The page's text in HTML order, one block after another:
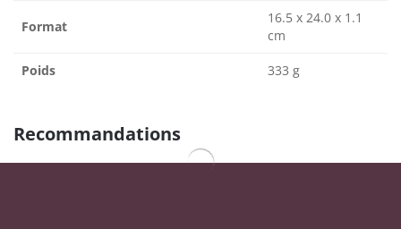
Format
16.5 x 24.0 x 1.1
cm
Poids 333 g
Recommandations